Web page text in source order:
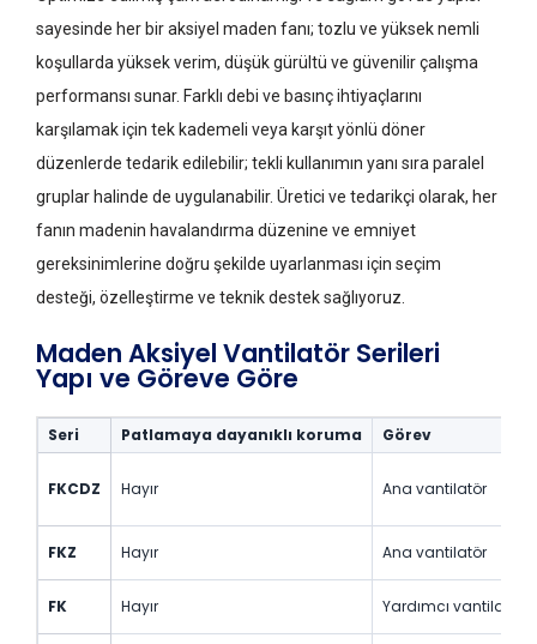
sayesinde her bir aksiyel maden fanı; tozlu ve yüksek nemli
koşullarda yüksek verim, düşük gürültü ve güvenilir çalışma
performansı sunar. Farklı debi ve basınç ihtiyaçlarını
karşılamak için tek kademeli veya karşıt yönlü döner
düzenlerde tedarik edilebilir; tekli kullanımın yanı sıra paralel
gruplar halinde de uygulanabilir. Üretici ve tedarikçi olarak, her
fanın madenin havalandırma düzenine ve emniyet
gereksinimlerine doğru şekilde uyarlanması için seçim
desteği, özelleştirme ve teknik destek sağlıyoruz.
Maden Aksiyel Vantilatör Serileri
Yapı ve Göreve Göre
Seri Patlamaya dayanıklı koruma Görev
FKCDZ Hayır Ana vantilatör
FKZ Hayır Ana vantilatör
FK Hayır Yardımcı vantilatör